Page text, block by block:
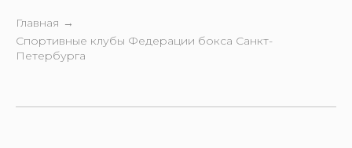
Главная →
Спортивные клубы Федерации бокса Санкт-
Петербурга